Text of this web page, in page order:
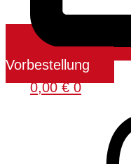
Vorbestellung
0,00€ 0